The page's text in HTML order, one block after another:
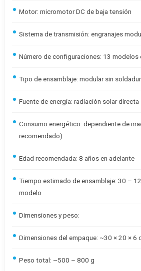
Motor: micromotor DC de baja tensión
Sistema de transmisión: engranajes
Número de configuraciones: 13 modelos
Tipo de ensamblaje: modular sin
Fuente de energía: radiación solar directa
Consumo energético: dependiente de
recomendado)
Edad recomendada: 8 años en adelante
Tiempo estimado de ensamblaje: 30 –
modelo
Dimensiones y peso:
Dimensiones del empaque: ~30 × 20 × 6
Peso total: ~500 – 800 g